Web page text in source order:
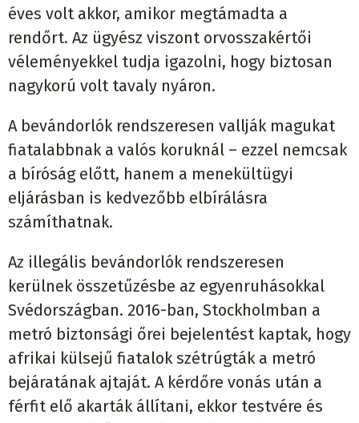
éves volt akkor, amikor megtámadta a
rendőrt. Az ügyész viszont orvosszakértői
véleményekkel tudja igazolni, hogy biztosan
nagykorú volt tavaly nyáron.
A bevándorlók rendszeresen vallják magukat
fiatalabbnak a valós koruknál – ezzel nemcsak
a bíróság előtt, hanem a menekültügyi
eljárásban is kedvezőbb elbírálásra
számíthatnak.
Az illegális bevándorlók rendszeresen
kerülnek összetűzésbe az egyenruhásokkal
Svédországban. 2016-ban, Stockholmban a
metró biztonsági őrei bejelentést kaptak, hogy
afrikai külsejű fiatalok szétrúgták a metró
bejáratának ajtaját. A kérdőre vonás után a
férfit elő akarták állítani, ekkor testvére és